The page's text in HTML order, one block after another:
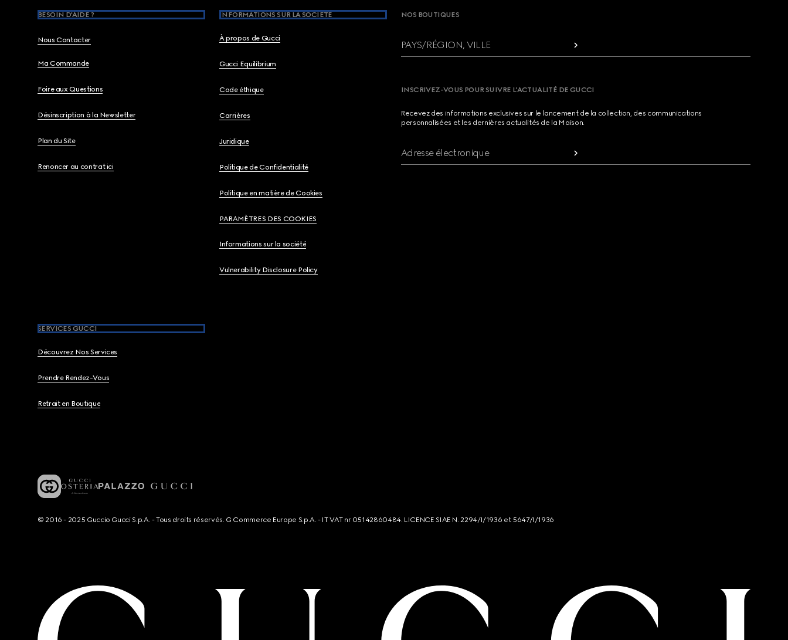
BESOIN D'AIDE ?
Nous Contacter
Ma Commande
Foire aux Questions
Désinscription à la Newsletter
Plan du Site
Renoncer au contrat ici
INFORMATIONS SUR LA SOCIETE
À propos de Gucci
Gucci Equilibrium
Code éthique
Carrières
Juridique
Politique de Confidentialité
Politique en matière de Cookies
PARAMÈTRES DES COOKIES
Informations sur la société
Vulnerability Disclosure Policy
SERVICES GUCCI
Découvrez Nos Services
Prendre Rendez-Vous
Retrait en Boutique
NOS BOUTIQUES
PAYS/RÉGION, VILLE
INSCRIVEZ-VOUS POUR SUIVRE L’ACTUALITÉ DE GUCCI
Recevez des informations exclusives sur le lancement de la collection, des communications
personnalisées et les dernières actualités de la Maison.
Adresse électronique
© 2016 - 2025 Guccio Gucci S.p.A. - Tous droits réservés. G Commerce Europe S.p.A. - IT VAT nr 05142860484. LICENCE SIAE N. 2294/I/1936 et 5647/I/1936